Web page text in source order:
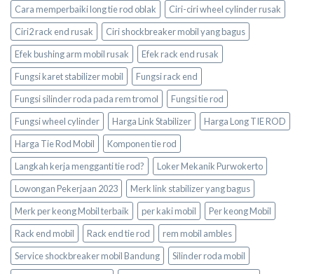
Cara memperbaiki long tie rod oblak
Ciri-ciri wheel cylinder rusak
Ciri2 rack end rusak
Ciri shockbreaker mobil yang bagus
Efek bushing arm mobil rusak
Efek rack end rusak
Fungsi karet stabilizer mobil
Fungsi rack end
Fungsi silinder roda pada rem tromol
Fungsi tie rod
Fungsi wheel cylinder
Harga Link Stabilizer
Harga Long TIE ROD
Harga Tie Rod Mobil
Komponen tie rod
Langkah kerja mengganti tie rod?
Loker Mekanik Purwokerto
Lowongan Pekerjaan 2023
Merk link stabilizer yang bagus
Merk per keong Mobil terbaik
per kaki mobil
Per keong Mobil
Rack end mobil
Rack end tie rod
rem mobil ambles
Service shockbreaker mobil Bandung
Silinder roda mobil